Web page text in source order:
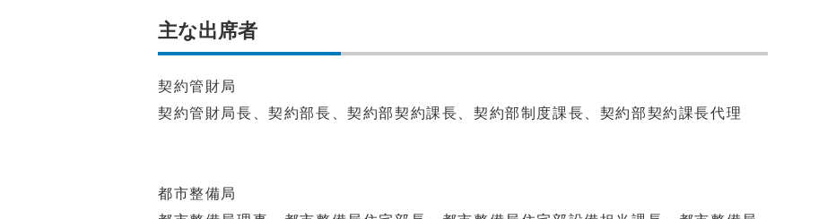
主な出席者
契約管財局
契約管財局長、契約部長、契約部契約課長、契約部制度課長、契約部契約課長代理
都市整備局